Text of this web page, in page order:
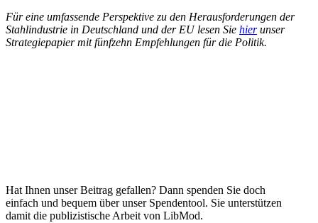
Für eine umfas­sende Perspektive zu den Heraus­for­de­rungen der
Stahl­in­dustrie in Deutschland und der EU lesen Sie hierunser
Strate­gie­papier mit fünfzehn Empfeh­lungen für die Politik.
Hat Ihnen unser Beitrag gefallen? Dann spenden Sie doch
einfach und bequem über unser Spendentool. Sie unter­stützen
damit die publi­zis­tische Arbeit von LibMod.